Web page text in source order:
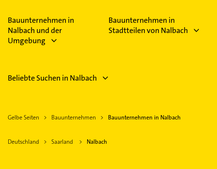
Feiertagen abweichen können.
Bauunternehmen in
Nalbach und der
Umgebung
Bauunternehmen in
Stadtteilen von Nalbach
Beliebte Suchen in Nalbach
Gelbe Seiten Bauunternehmen Bauunternehmen in Nalbach
Deutschland Saarland Nalbach